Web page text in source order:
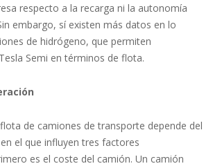
respecto a la recarga ni la autonomía
embargo, sí existen más datos en lo
de hidrógeno, que permiten
Semi en términos de flota.
de camiones de transporte depende del
el que influyen tres factores
es el coste del camión. Un camión